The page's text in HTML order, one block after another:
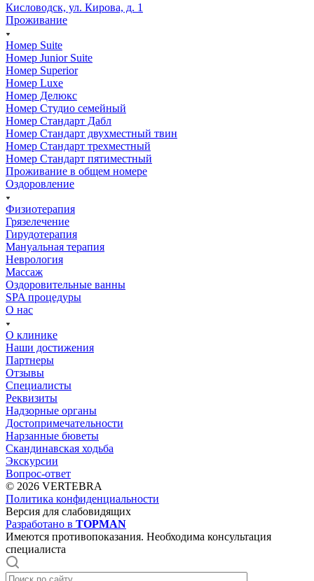
Кисловодск, ул. Кирова, д. 1
Проживание
Номер Suite
Номер Junior Suite
Номер Superior
Номер Luxe
Номер Делюкс
Номер Студио семейный
Номер Стандарт Дабл
Номер Стандарт двухместный твин
Номер Стандарт трехместный
Номер Стандарт пятиместный
Проживание в общем номере
Оздоровление
Физиотерапия
Грязелечение
Гирудотерапия
Мануальная терапия
Неврология
Массаж
Оздоровительные ванны
SPA процедуры
О нас
О клинике
Наши достижения
Партнеры
Отзывы
Специалисты
Реквизиты
Надзорные органы
Достопримечательности
Нарзанные бюветы
Скандинавская ходьба
Экскурсии
Вопрос-ответ
© 2026 VERTEBRA
Политика конфиденциальности
Версия для слабовидящих
Разработано в TOPMAN
Имеются противопоказания. Необходима консультация
специалиста